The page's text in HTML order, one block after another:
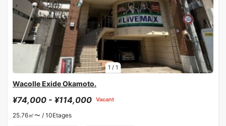
1 / 1
Wacolle Exide Okamoto.
¥74,000 - ¥114,000 Vacant
25.76㎡〜 / 10Etages